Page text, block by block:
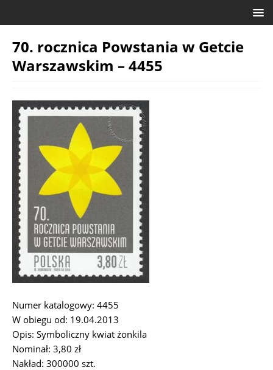
70. rocznica Powstania w Getcie
Warszawskim – 4455
Numer katalogowy: 4455
W obiegu od: 19.04.2013
Opis: Symboliczny kwiat żonkila
Nominał: 3,80 zł
Nakład: 300000 szt.